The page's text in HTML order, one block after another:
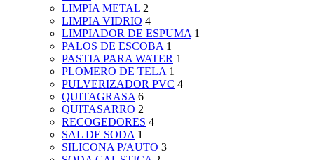
LIMPIA METAL 2
LIMPIA VIDRIO 4
LIMPIADOR DE ESPUMA 1
PALOS DE ESCOBA 1
PASTIA PARA WATER 1
PLOMERO DE TELA 1
PULVERIZADOR PVC 4
QUITAGRASA 6
QUITASARRO 2
RECOGEDORES 4
SAL DE SODA 1
SILICONA P/AUTO 3